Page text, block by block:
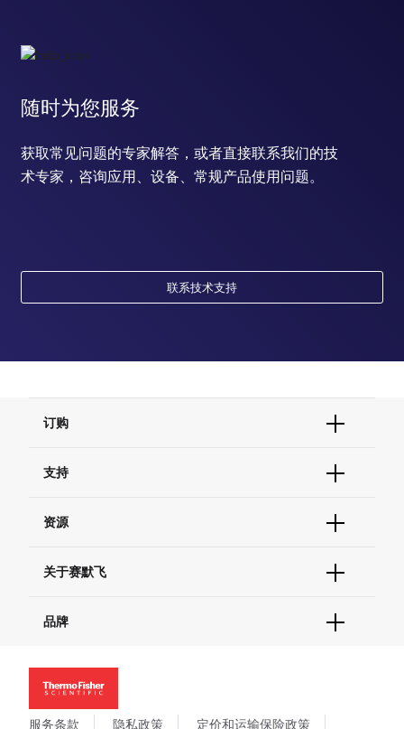
随时为您服务
获取常见问题的专家解答，或者直接联系我们的技
术专家，咨询应用、设备、常规产品使用问题。
联系技术支持
订购
订单支持
现货供应中心
支持
联系我们 - 400 820 8982
查找文件&证书
资源
促销
社交媒体
关于赛默飞
招聘
新闻
社会责任
商标
品牌
Applied Biosystems
Invitrogen
Gibco
服务条款 隐私政策 定价和运输保险政策